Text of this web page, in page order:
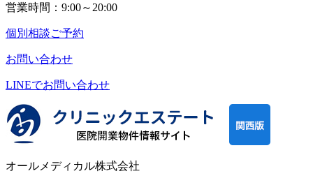
営業時間：9:00～20:00
個別相談ご予約
お問い合わせ
LINEでお問い合わせ
オールメディカル株式会社